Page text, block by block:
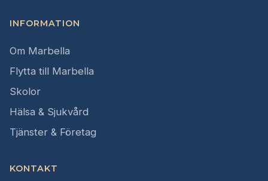
INFORMATION
Om Marbella
Flytta till Marbella
Skolor
Hälsa & Sjukvård
Tjänster & Företag
KONTAKT